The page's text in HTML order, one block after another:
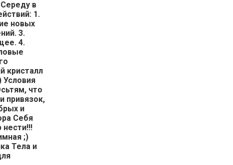
в
1.
новых
3.
4.
кристалл
Условия
что
привязок,
и
Себя
;)
Тела и